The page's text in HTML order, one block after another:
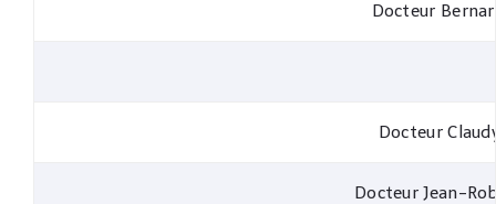
Docteur
Docteur
Docteur Jean-